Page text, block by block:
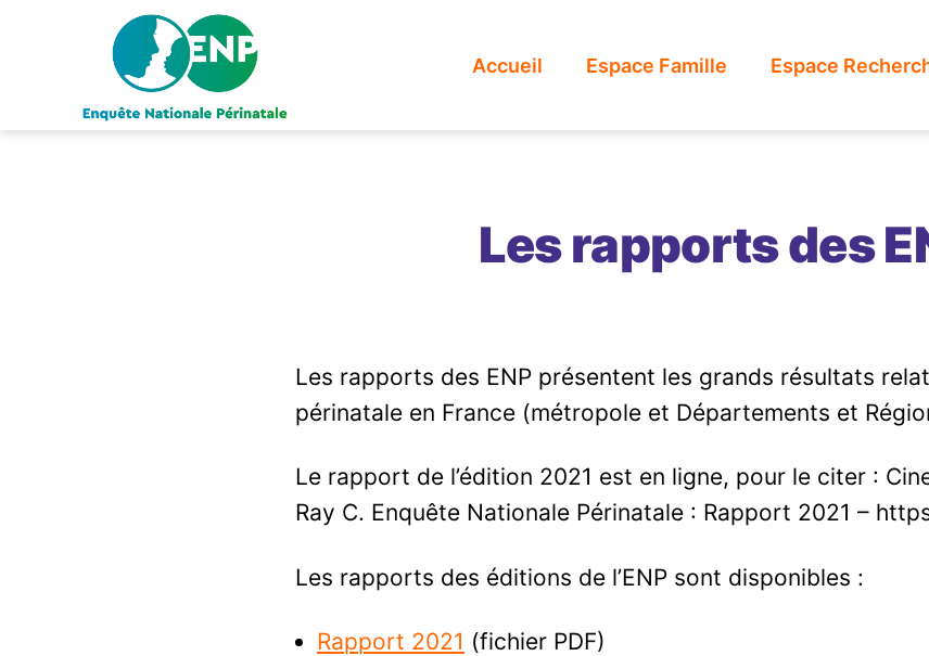
Accueil Espace Famille Espace
Les rapports des
Les rapports des ENP présentent les grands résultats
périnatale en France (métropole et Départements et
Le rapport de l’édition 2021 est en ligne, pour le citer :
Ray C. Enquête Nationale Périnatale : Rapport 2021 –
Les rapports des éditions de l’ENP sont disponibles :
Rapport 2021 (fichier PDF)